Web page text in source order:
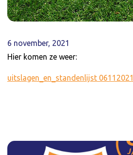
6 november, 2021
Hier komen ze weer:
uitslagen_en_standenlijst 06112021